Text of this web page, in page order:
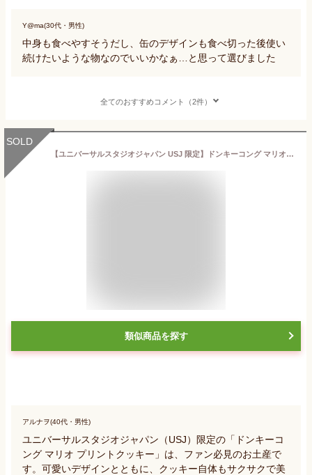
Y@ma(30代・男性)
中身も食べやすそうだし、缶のデザインも食べ切った後使い
続けたいような物なのでいいかなぁ…と思って選びました
全てのおすすめコメント（2件）
SOLD
【ユニバーサルスタジオジャパン USJ 限定】ドンキーコング マリオ プリントクッキー お土産 お菓子 ユニバ グッズ プレゼント
類似商品を探す
アルナヲ(40代・男性)
ユニバーサルスタジオジャパン（USJ）限定の「ドンキーコ
ング マリオ プリントクッキー」は、ファン必見のお土産で
す。可愛いデザインとともに、クッキー自体もサクサクで美